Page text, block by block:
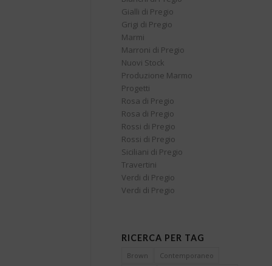
Gialli di Pregio
Grigi di Pregio
Marmi
Marroni di Pregio
Nuovi Stock
Produzione Marmo
Progetti
Rosa di Pregio
Rosa di Pregio
Rossi di Pregio
Rossi di Pregio
Siciliani di Pregio
Travertini
Verdi di Pregio
Verdi di Pregio
RICERCA PER TAG
Brown
Contemporaneo